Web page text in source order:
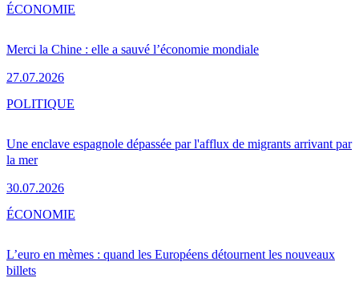
Merci la Chine : elle a sauvé l’économie mondiale
27.07.2026
ÉCONOMIE
Une enclave espagnole dépassée par l'afflux de migrants arrivant par
la mer
30.07.2026
POLITIQUE
L’euro en mèmes : quand les Européens détournent les nouveaux
billets
ÉCONOMIE